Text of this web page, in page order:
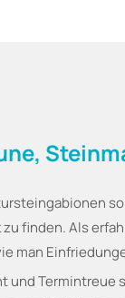
finden. Als
man